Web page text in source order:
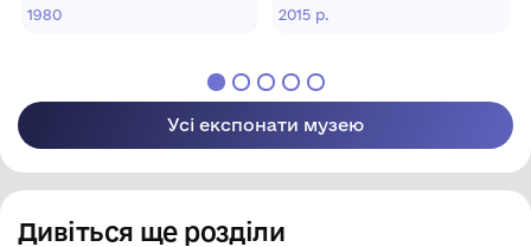
1980
2015 р.
Усі експонати музею
Дивіться ще розділи